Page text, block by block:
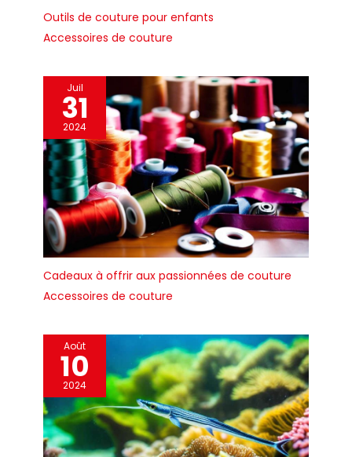
engagement de
réparabilité 15ans au
juste prix grâce à notre
le monde, pour
contribuer à la
protection de
l’environnement et à la
réduction des déchets
Outils de couture pour enfants
Accessoires de couture
Juil
31
2024
Cadeaux à offrir aux passionnées de couture
Accessoires de couture
Août
10
2024